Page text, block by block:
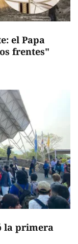
el Papa
frentes"
la primera